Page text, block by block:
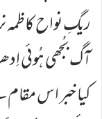
ریگِ نواح
آگ بُجھی ہُوئی
کیا خبر اس